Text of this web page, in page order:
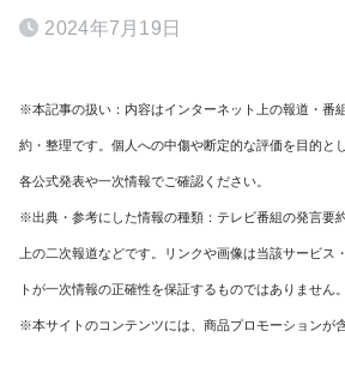
2024年7月19日
※本記事の扱い：内容はインターネット上の報道・番
約・整理です。個人への中傷や断定的な評価を目的と
各公式発表や一次情報でご確認ください。
※出典・参考にした情報の種類：テレビ番組の発言要
上の二次報道などです。リンクや画像は当該サービス
トが一次情報の正確性を保証するものではありません。
※本サイトのコンテンツには、商品プロモーションが